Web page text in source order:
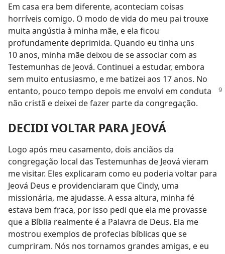
Em casa era bem diferente, aconteciam coisas
horríveis comigo. O modo de vida do meu pai trouxe
muita angústia à minha mãe, e ela ficou
profundamente deprimida. Quando eu tinha uns
10 anos, minha mãe deixou de se associar com as
Testemunhas de Jeová. Continuei a estudar, embora
sem muito entusiasmo, e me batizei aos 17 anos. No
entanto, pouco tempo depois me envolvi em conduta
não cristã e deixei de fazer parte da congregação.
DECIDI VOLTAR PARA JEOVÁ
Logo após meu casamento, dois anciãos da
congregação local das Testemunhas de Jeová vieram
me visitar. Eles explicaram como eu poderia voltar para
Jeová Deus e providenciaram que Cindy, uma
missionária, me ajudasse. A essa altura, minha fé
estava bem fraca, por isso pedi que ela me provasse
que a Bíblia realmente é a Palavra de Deus. Ela me
mostrou exemplos de profecias bíblicas que se
cumpriram. Nós nos tornamos grandes amigas, e eu